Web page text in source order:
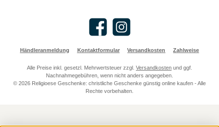
Facebook Instagram
Händleranmeldung Kontaktformular Versandkosten Zahlweise
Alle Preise inkl. gesetzl. Mehrwertsteuer zzgl. Versandkosten und ggf.
Nachnahmegebühren, wenn nicht anders angegeben.
© 2026 Religioese Geschenke: christliche Geschenke günstig online kaufen - Alle
Rechte vorbehalten.